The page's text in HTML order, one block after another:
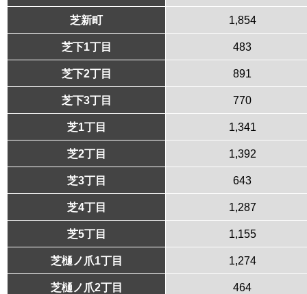
芝新町 1,854
芝下1丁目 483
芝下2丁目 891
芝下3丁目 770
芝1丁目 1,341
芝2丁目 1,392
芝3丁目 643
芝4丁目 1,287
芝5丁目 1,155
芝樋ノ爪1丁目 1,274
芝樋ノ爪2丁目 464